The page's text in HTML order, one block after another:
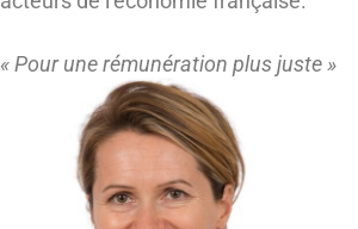
«Pour une rémunération plus juste »